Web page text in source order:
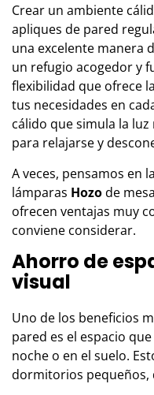
Crear un ambiente
apliques de pared
una excelente manera
un refugio acogedor y
flexibilidad que ofrece
tus necesidades en
cálido que simula la
para relajarse y
A veces, pensamos en
lámparas Hozode
ofrecen ventajas muy
conviene considerar.
Ahorro de
visual
Uno de los beneficios
pared es el espacio
noche o en el suelo.
dormitorios pequeños,